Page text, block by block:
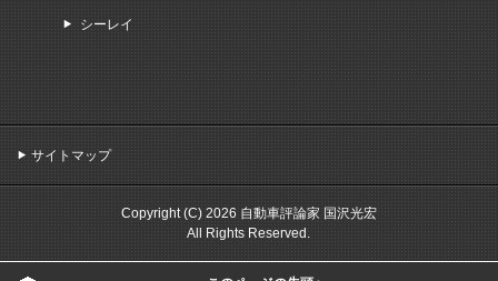
シーレイ
サイトマップ
Copyright (C) 2026 自動車評論家 国沢光宏
All Rights Reserved.